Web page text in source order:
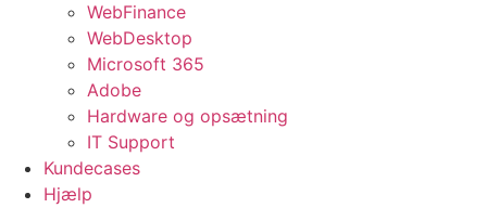
WebFinance
WebDesktop
Microsoft 365
Adobe
Hardware og opsætning
IT Support
Kundecases
Hjælp